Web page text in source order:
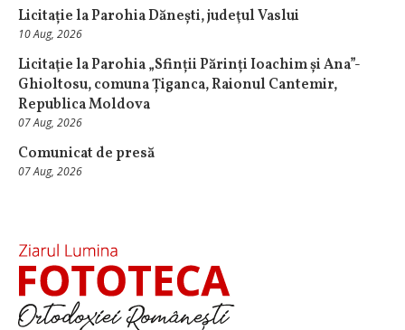
Licitație la Parohia Dănești, judeţul Vaslui
10 Aug, 2026
Licitaţie la Parohia „Sfinții Părinți Ioachim și Ana”-
Ghioltosu, comuna Țiganca, Raionul Cantemir,
Republica Moldova
07 Aug, 2026
Comunicat de presă
07 Aug, 2026